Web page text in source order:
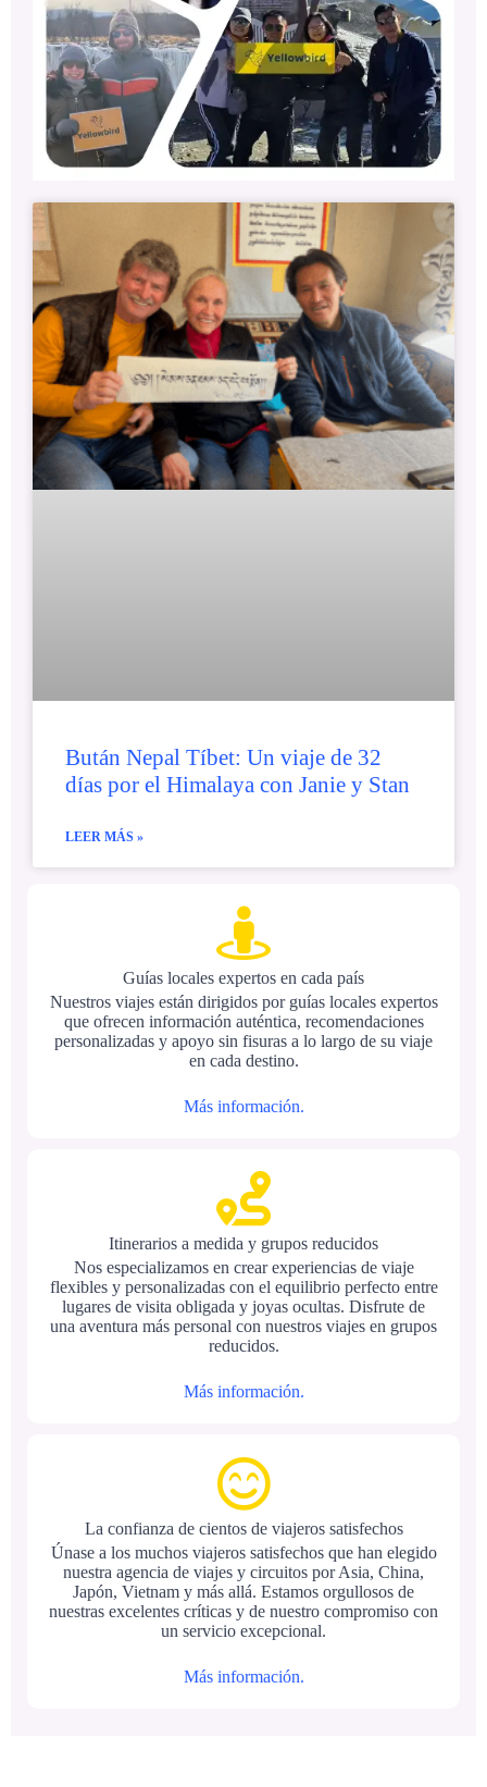
Bután Nepal Tíbet: Un viaje de 32
días por el Himalaya con Janie y Stan
LEER MÁS »
Guías locales expertos en cada país
Nuestros viajes están dirigidos por guías locales expertos
que ofrecen información auténtica, recomendaciones
personalizadas y apoyo sin fisuras a lo largo de su viaje
en cada destino.
Más información.
Itinerarios a medida y grupos reducidos
Nos especializamos en crear experiencias de viaje
flexibles y personalizadas con el equilibrio perfecto entre
lugares de visita obligada y joyas ocultas. Disfrute de
una aventura más personal con nuestros viajes en grupos
reducidos.
Más información.
La confianza de cientos de viajeros satisfechos
Únase a los muchos viajeros satisfechos que han elegido
nuestra agencia de viajes y circuitos por Asia, China,
Japón, Vietnam y más allá. Estamos orgullosos de
nuestras excelentes críticas y de nuestro compromiso con
un servicio excepcional.
Más información.